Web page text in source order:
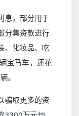
息，部分用于
分集资款进行
、化妆品、吃
宝马车，还花
。
骗取更多的资